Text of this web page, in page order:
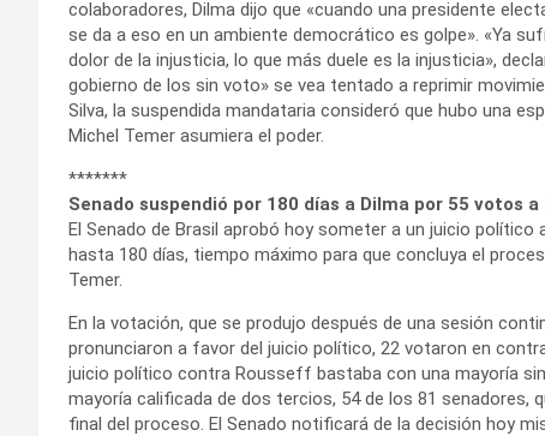
colaboradores, Dilma dijo que «cuando una presidente
se da a eso en un ambiente democrático es golpe». «Ya
dolor de la injusticia, lo que más duele es la injusticia»,
gobierno de los sin voto» se vea tentado a reprimir
Silva, la suspendida mandataria consideró que hubo una
Michel Temer asumiera el poder.
*******
Senado suspendió por 180 días a Dilma por 55 votos a
El Senado de Brasil aprobó hoy someter a un juicio
hasta 180 días, tiempo máximo para que concluya el
Temer.
En la votación, que se produjo después de una sesión
pronunciaron a favor del juicio político, 22 votaron en
juicio político contra Rousseff bastaba con una mayoría
mayoría calificada de dos tercios, 54 de los 81 senadores,
final del proceso. El Senado notificará de la decisión hoy